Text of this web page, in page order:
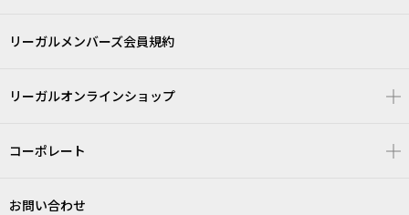
リーガルメンバーズ会員規約
リーガルオンラインショップ
コーポレート
お問い合わせ